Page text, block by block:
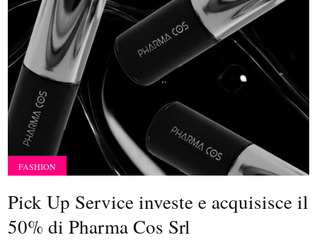
FASHION
Pick Up Service investe e acquisisce il
50% di Pharma Cos Srl